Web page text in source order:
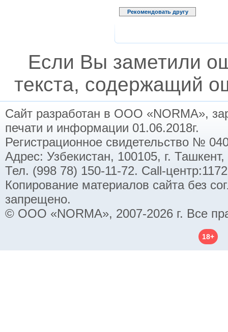
Рекомендовать другу
Если Вы заметили
текста, содержащий
Сайт разработан в ООО «NORMA»,
печати и информации 01.06.2018г.
Регистрационное свидетельство №
Адрес: Узбекистан, 100105, г.
Тел. (998 78) 150-11-72. Call-
Копирование материалов сайта без
запрещено.
© ООО «NORMA», 2007-2026 г. Все
18+